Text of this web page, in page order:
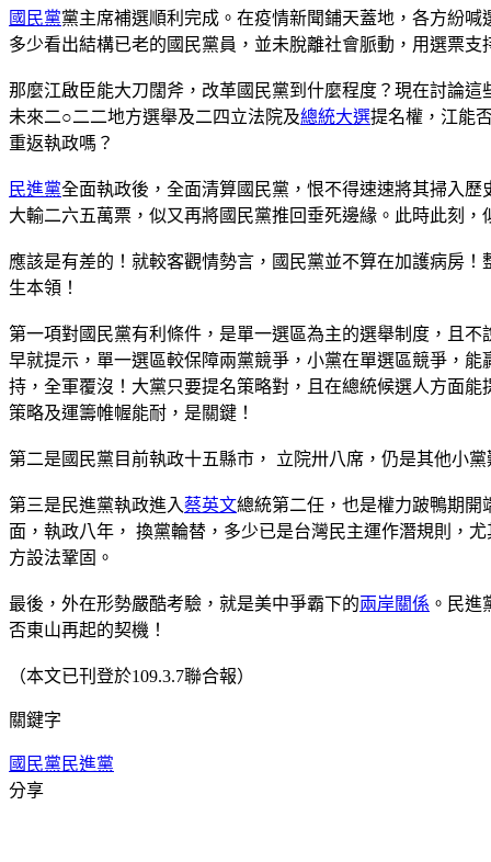
國民黨黨主席補選順利完成。在疫情新聞鋪天蓋地，各方紛
多少看出結構已老的國民黨員，並未脫離社會脈動，用選票
那麼江啟臣能大刀闊斧，改革國民黨到什麼程度？現在討論
未來二○二二地方選舉及二四立法院及總統大選提名權，江能
重返執政嗎？
民進黨全面執政後，全面清算國民黨，恨不得速速將其掃入
大輸二六五萬票，似又再將國民黨推回垂死邊緣。此時此刻
應該是有差的！就較客觀情勢言，國民黨並不算在加護病房
生本領！
第一項對國民黨有利條件，是單一選區為主的選舉制度，且
早就提示，單一選區較保障兩黨競爭，小黨在單選區競爭，
持，全軍覆沒！大黨只要提名策略對，且在總統候選人方面
策略及運籌帷幄能耐，是關鍵！
第二是國民黨目前執政十五縣市， 立院卅八席，仍是其他小
第三是民進黨執政進入蔡英文總統第二任，也是權力跛鴨期開
面，執政八年， 換黨輪替，多少已是台灣民主運作潛規則，
方設法鞏固。
最後，外在形勢嚴酷考驗，就是美中爭霸下的兩岸關係 。民進
否東山再起的契機！
（本文已刊登於109.3.7聯合報）
關鍵字
國民黨 民進黨
分享